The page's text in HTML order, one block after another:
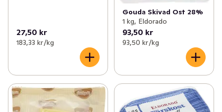
27,50 kr
183,33 kr /kg
Gouda Skivad Ost 28%
1 kg, Eldorado
93,50 kr
93,50 kr /kg